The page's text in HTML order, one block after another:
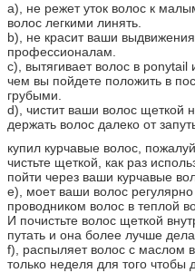
a), не режет уток волос к
волос легкими линять.
b), не красит ваши
профессионалам.
c), вытягивает волос в ponytail
чем вы пойдете положить в
грубыми.
d), чистит ваши волос щеткой
держать волос далеко от
купил курчавые волос,
чистьте щеткой, как раз
пойти через ваши курчавые
e), моет ваши волос
проводником волос в теплой
И почистьте волос щеткой
путать и она более лучше
f), распыляет волос с маслом
только неделя для того чтобы